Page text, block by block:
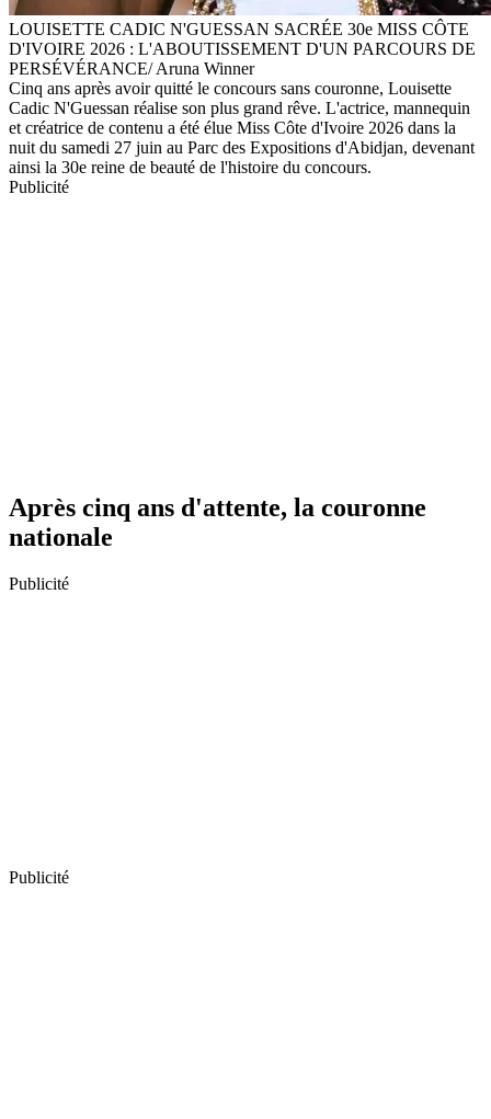
LOUISETTE CADIC N'GUESSAN SACRÉE 30e MISS CÔTE
D'IVOIRE 2026 : L'ABOUTISSEMENT D'UN PARCOURS DE
PERSÉVÉRANCE/ Aruna Winner
Cinq ans après avoir quitté le concours sans couronne, Louisette
Cadic N'Guessan réalise son plus grand rêve. L'actrice, mannequin
et créatrice de contenu a été élue Miss Côte d'Ivoire 2026 dans la
nuit du samedi 27 juin au Parc des Expositions d'Abidjan, devenant
ainsi la 30e reine de beauté de l'histoire du concours.
Publicité
Après cinq ans d'attente, la couronne
nationale
Publicité
Publicité